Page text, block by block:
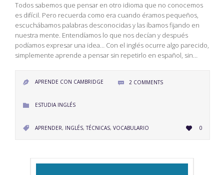
Todos sabemos que pensar en otro idioma que no conocemos
es difícil. Pero recuerda como era cuando éramos pequeños,
escuchábamos palabras desconocidas y las íbamos fijando en
nuestra mente. Entendíamos lo que nos decían y después
podíamos expresar una idea… Con el inglés ocurre algo parecido,
simplemente aprende a pensar sin repetirlo en español, sin…
 APRENDE CON CAMBRIDGE  2 COMMENTS
 CATEGORY
ESTUDIA INGLÉS
 CATEGORY
APRENDER, INGLÉS,TÉCNICAS, VOCABULARIO  LOVE
IT0